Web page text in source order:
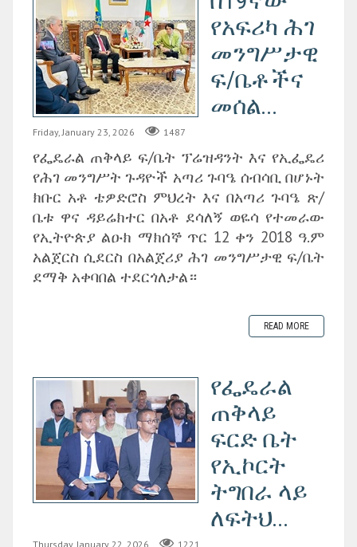
የአፍሪካ ሕገ
መንግሥታዊ
ፍ/ቤቶችና
መሰል...
Friday, January 23, 2026 1487
የፌዴራል ጠቅላይ ፍ/ቤት ፕሬዝዳንት እና የኢፌዴሪ
የሕገ መንግሥት ጉዳዮች አጣሪ ጉባዔ ሰብሳቢ በሆኑት
ክቡር አቶ ቴዎድሮስ ምህረት እና በአጣሪ ጉባዔ ጽ/
ቤቱ ዋና ዳይሬክተር በአቶ ደሳለኝ ወዬሳ የተመራው
የኢትዮጵያ ልዑክ ማክሰኞ ጥር 12 ቀን 2018 ዓ.ም
አልጀርስ ሲደርስ በአልጀሪያ ሕገ መንግሥታዊ ፍ/ቤት
ደማቅ አቀባበል ተደርጎለታል።
READ MORE
የፌዴራል
ጠቅላይ
ፍርድ ቤት
የኢኮርት
ትግበራ ላይ
ለፍትህ...
Thursday, January 22, 2026 1221